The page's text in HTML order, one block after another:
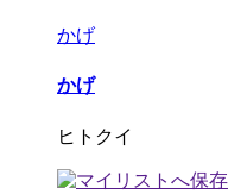
かげ
かげ
ヒトクイ